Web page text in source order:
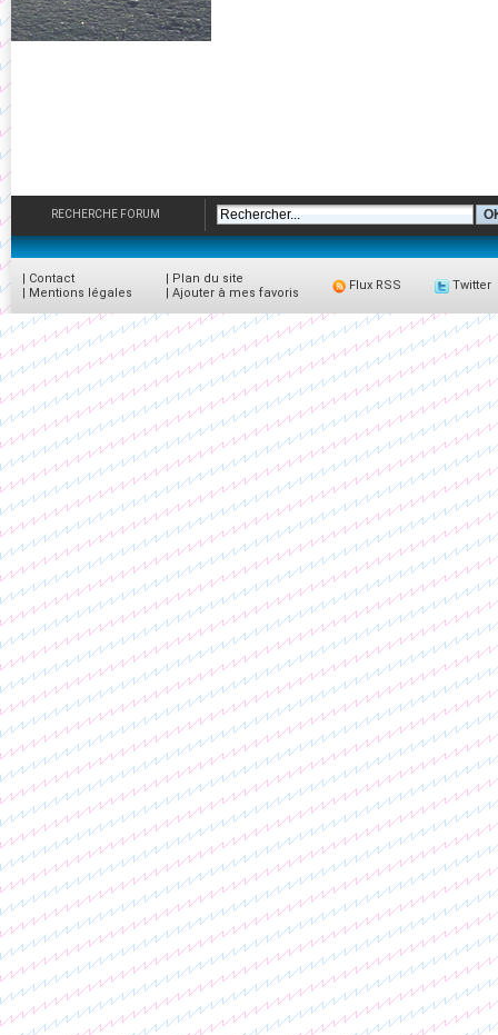
RECHERCHE FORUM
| Contact
| Mentions légales
| Plan du site
| Ajouter à mes favoris
Flux RSS Twitter